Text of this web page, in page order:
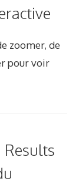
zoomer, de
pour voir
Results